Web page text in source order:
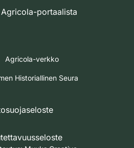
portaalista
Agricola-verkko
Historiallinen Seura